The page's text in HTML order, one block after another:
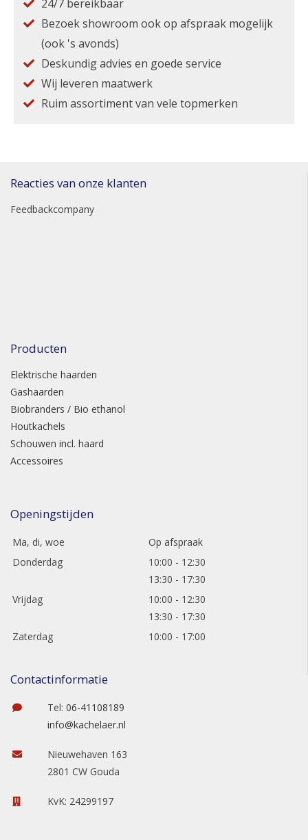
24/7 bereikbaar
Bezoek showroom ook op afspraak mogelijk
(ook 's avonds)
Deskundig advies en goede service
Wij leveren maatwerk
Ruim assortiment van vele topmerken
Reacties van onze klanten
Feedbackcompany
Producten
Elektrische haarden
Gashaarden
Biobranders / Bio ethanol
Houtkachels
Schouwen incl. haard
Accessoires
Openingstijden
Ma, di, woe
Op afspraak
Donderdag
10:00 - 12:30
13:30 - 17:30
Vrijdag
10:00 - 12:30
13:30 - 17:30
Zaterdag
10:00 - 17:00
Contactinformatie
Tel: 06-41108189
info@kachelaer.nl
Nieuwehaven 163
2801 CW Gouda
KvK: 24299197